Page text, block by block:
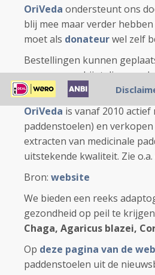
OriVeda ondersteunt ons
blij mee maar verder
moet als donateurwel zelf
Bestellingen kunnen
pop-up verschijnt die u
gratis, wereldwijd, dus daar
OriVeda is vanaf 2010
paddenstoelen) en
extracten van medicinale
uitstekende kwaliteit. Zie o.a.
Bron: website
We bieden een reeks
gezondheid op peil te
Chaga, Agaricus blazei,
Op deze pagina van de
paddenstoelen uit de